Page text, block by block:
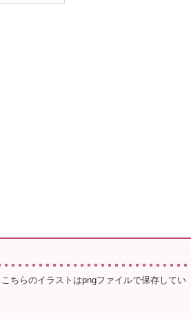
ちらのイラストはpngファイルで保存してい